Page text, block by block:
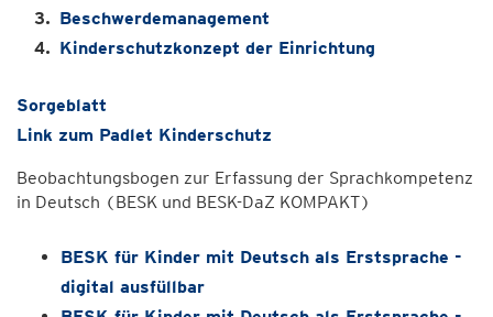
Beschwerdemanagement
Kinderschutzkonzept der Einrichtung
Sorgeblatt
Link zum Padlet Kinderschutz
Beobachtungsbogen zur Erfassung der Sprachkompetenz
in Deutsch (BESK und BESK-DaZ KOMPAKT)
BESK für Kinder mit Deutsch als Erstsprache -
digital ausfüllbar